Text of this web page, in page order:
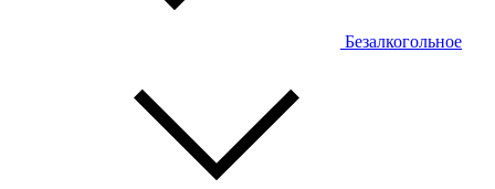
Безалкогольное